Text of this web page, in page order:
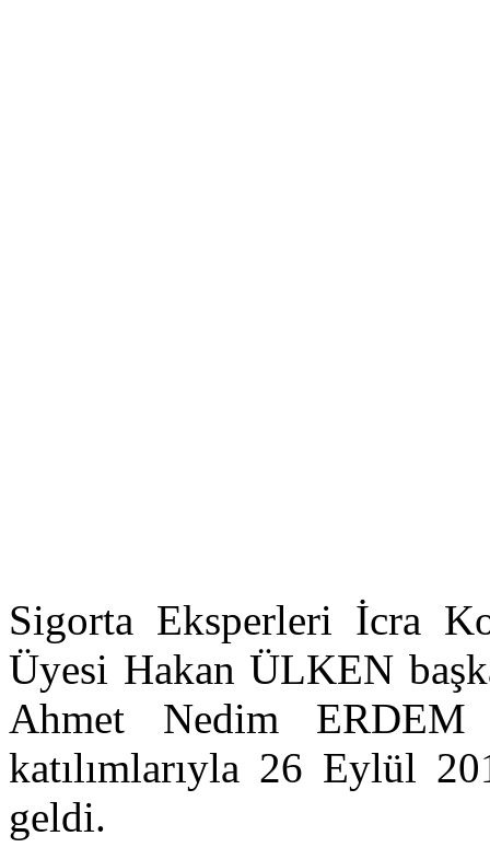
Sigorta Eksperleri İcra
Üyesi Hakan ÜLKEN
Ahmet Nedim
katılımlarıyla 26 Eylül
geldi.